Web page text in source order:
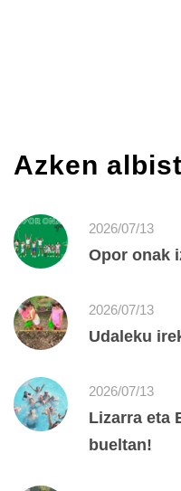
Azken
2026/07/13
Opor onak
2026/07/13
Udaleku
2026/07/13
Lizarra eta
bueltan!